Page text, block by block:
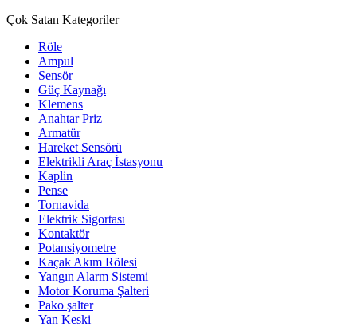
Çok Satan Kategoriler
Röle
Ampul
Sensör
Güç Kaynağı
Klemens
Anahtar Priz
Armatür
Hareket Sensörü
Elektrikli Araç İstasyonu
Kaplin
Pense
Tornavida
Elektrik Sigortası
Kontaktör
Potansiyometre
Kaçak Akım Rölesi
Yangın Alarm Sistemi
Motor Koruma Şalteri
Pako şalter
Yan Keski